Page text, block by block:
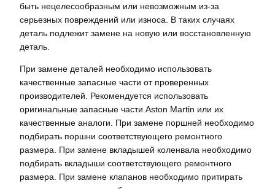
быть нецелесообразным или невозможным из-за
серьезных повреждений или износа. В таких случаях
деталь подлежит замене на новую или восстановленную
деталь.
При замене деталей необходимо использовать
качественные запасные части от проверенных
производителей. Рекомендуется использовать
оригинальные запасные части Aston Martin или их
качественные аналоги. При замене поршней необходимо
подбирать поршни соответствующего ремонтного
размера. При замене вкладышей коленвала необходимо
подбирать вкладыши соответствующего ремонтного
размера. При замене клапанов необходимо притирать